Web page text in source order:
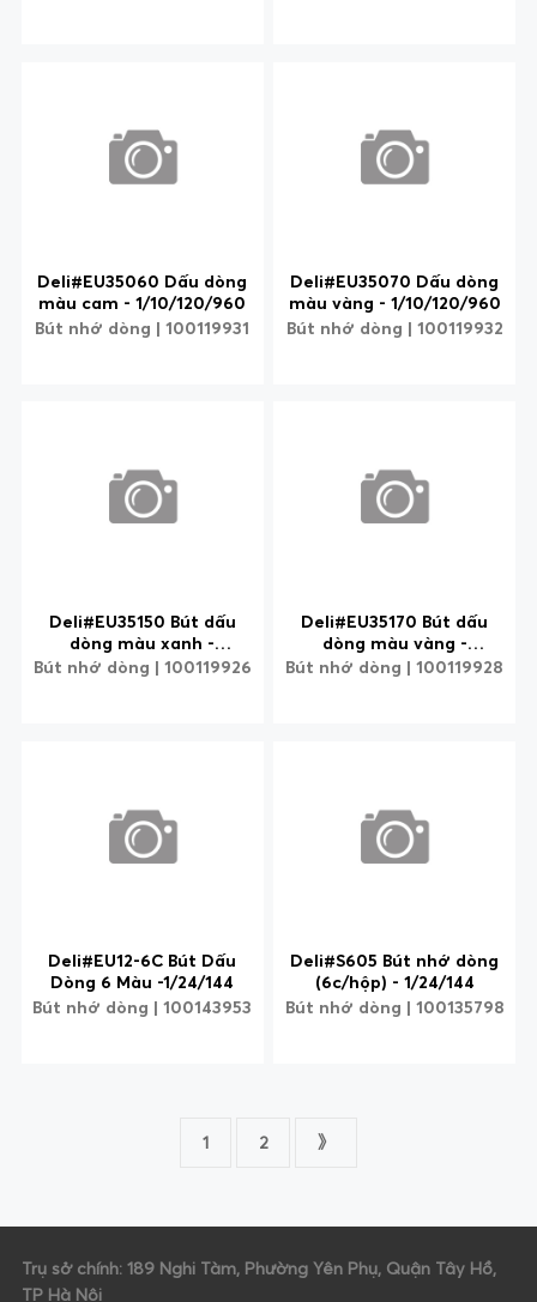
Deli#EU35060 Dấu dòng
màu cam - 1/10/120/960
Bút nhớ dòng | 100119931
Deli#EU35070 Dấu dòng
màu vàng - 1/10/120/960
Bút nhớ dòng | 100119932
Deli#EU35150 Bút dấu
dòng màu xanh -
1/12/144/1728
Bút nhớ dòng | 100119926
Deli#EU35170 Bút dấu
dòng màu vàng -
1/12/144/1728
Bút nhớ dòng | 100119928
Deli#EU12-6C Bút Dấu
Dòng 6 Màu -1/24/144
Bút nhớ dòng | 100143953
Deli#S605 Bút nhớ dòng
(6c/hộp) - 1/24/144
Bút nhớ dòng | 100135798
1 2 》
Trụ sở chính: 189 Nghi Tàm, Phường Yên Phụ, Quận Tây Hồ,
TP Hà Nội